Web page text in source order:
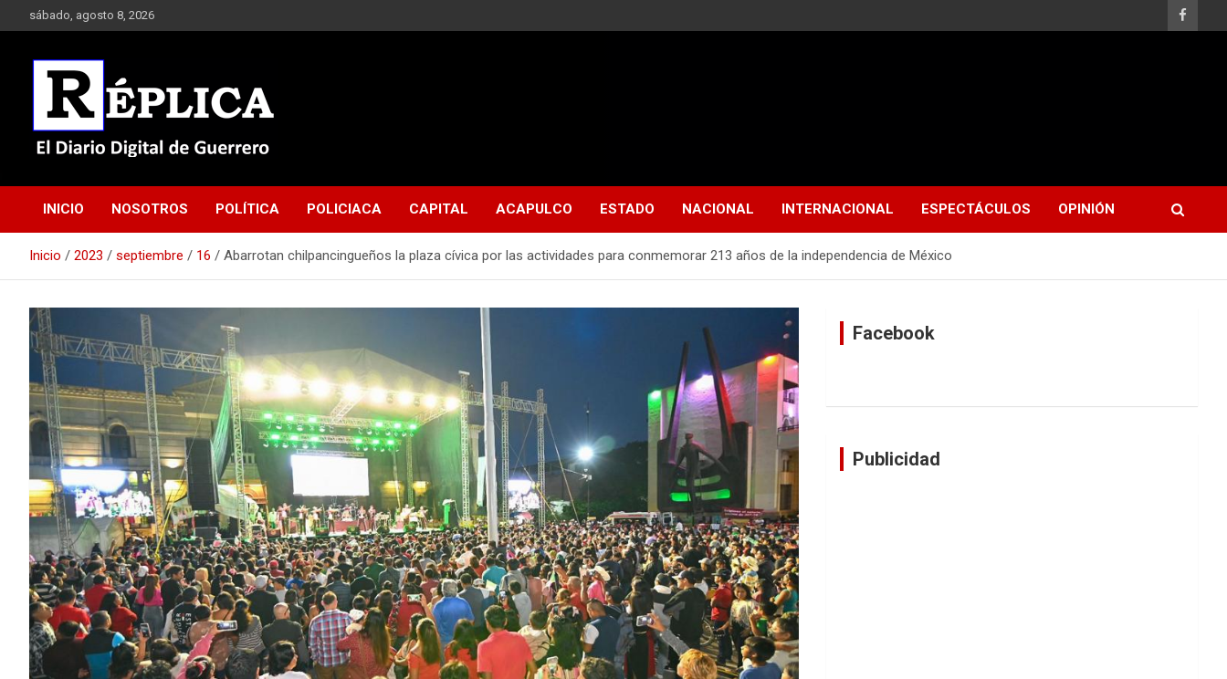
al
sábado, agosto 8, 2026
Réplica
INICIO NOSOTROS POLÍTICA POLICIACA CAPITAL ACAPULCO ESTADO NACIONAL INTERNACIONAL ESPECTÁCULOS OPINIÓN
Inicio 2023 septiembre 16 Abarrotan chilpancingueños la plaza cívica por las actividades para conmemorar 213 años de la independencia de México
Facebook
Publicidad